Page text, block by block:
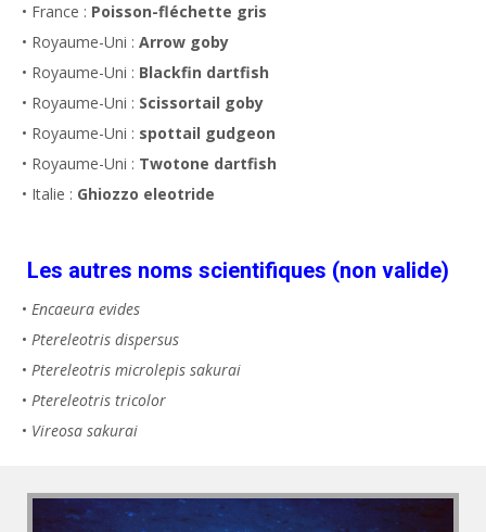
• France : Poisson-fléchette gris
• Royaume-Uni : Arrow goby
• Royaume-Uni : Blackfin dartfish
• Royaume-Uni : Scissortail goby
• Royaume-Uni : spottail gudgeon
• Royaume-Uni : Twotone dartfish
• Italie : Ghiozzo eleotride
Les autres noms scientifiques (non valide)
• Encaeura evides
• Ptereleotris dispersus
• Ptereleotris microlepis sakurai
• Ptereleotris tricolor
• Vireosa sakurai